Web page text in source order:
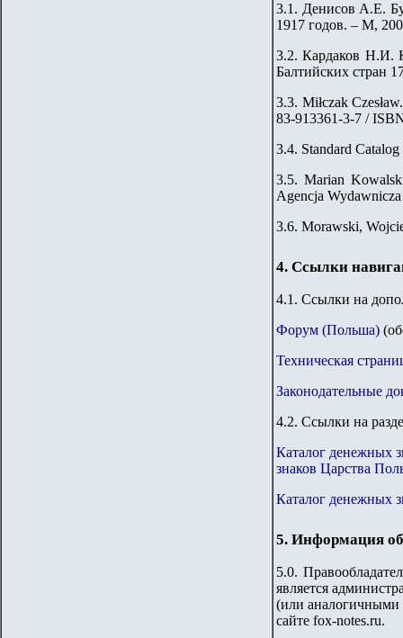
3.1. Денисов А.Е.
1917 годов. – М,
3.2. Кардаков Н.И.
Балтийских стран
3.3. Miłczak
83-913361-3-7 /
3.4. Standard
3.5. Marian
Agencja
3.6. Morawski,
4. Ссылки
4.1. Ссылки на
Форум (Польша)
Техническая
Законодательные
4.2. Ссылки на
Каталог денежных
знаков Царства
Каталог денежных
5. Информация
5.0.
является
(или аналогичными
сайте fox-notes.ru.